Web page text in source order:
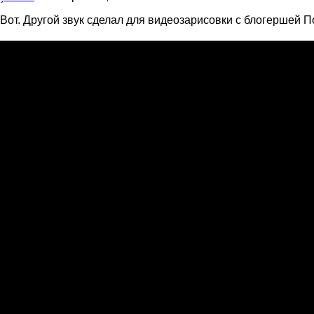
Вот. Другой звук сделал для видеозарисовки с блогершей